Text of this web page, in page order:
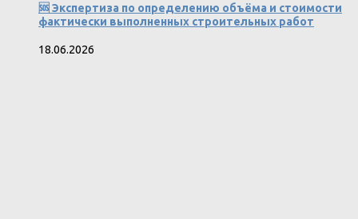
🆘 Экспертиза по определению объёма и стоимости
фактически выполненных строительных работ
18.06.2026